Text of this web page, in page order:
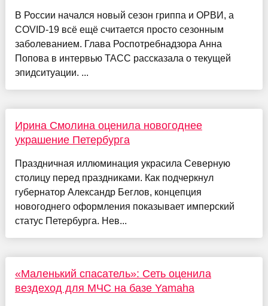
В России начался новый сезон гриппа и ОРВИ, а
COVID-19 всё ещё считается просто сезонным
заболеванием. Глава Роспотребнадзора Анна
Попова в интервью ТАСС рассказала о текущей
эпидситуации. ...
Ирина Смолина оценила новогоднее
украшение Петербурга
Праздничная иллюминация украсила Северную
столицу перед праздниками. Как подчеркнул
губернатор Александр Беглов, концепция
новогоднего оформления показывает имперский
статус Петербурга. Нев...
«Маленький спасатель»: Сеть оценила
вездеход для МЧС на базе Yamaha